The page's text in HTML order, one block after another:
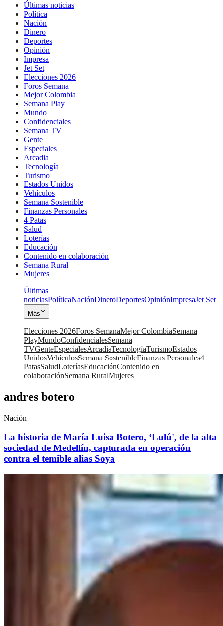
Últimas noticias
Política
Nación
Dinero
Deportes
Opinión
Impresa
Jet Set
Elecciones 2026
Foros Semana
Mejor Colombia
Semana Play
Mundo
Confidenciales
Semana TV
Gente
Especiales
Arcadia
Tecnología
Turismo
Estados Unidos
Vehículos
Semana Sostenible
Finanzas Personales
4 Patas
Salud
Loterías
Educación
Contenido en colaboración
Semana Rural
Mujeres
Últimas
noticiasPolíticaNaciónDineroDeportesOpiniónImpresaJet Set
Más
Elecciones 2026Foros SemanaMejor ColombiaSemana
PlayMundoConfidencialesSemana
TVGenteEspecialesArcadiaTecnologíaTurismoEstados
UnidosVehículosSemana SostenibleFinanzas Personales4
PatasSaludLoteríasEducaciónContenido en
colaboraciónSemana RuralMujeres
andres botero
Nación
La historia de María Luisa Botero, ‘Lulú', de la alta
sociedad de Medellín, capturada en operación
contra el temible alias Soya